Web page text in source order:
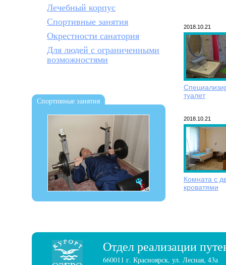
Лечебный корпус
Спортивные занятия
Окрестности санатория
Для людей с ограниченными
возможностями
Спортивные занятия
2018.10.21
туалет
2018.10.21
Комната с
кроватями
Отдел реализации
660011 г. Красноярск, ул. Лесная, 43а